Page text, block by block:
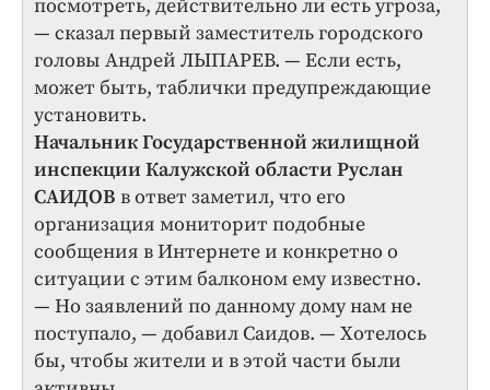
посмотреть, действительно ли есть угроза,
— сказал первый заместитель городского
головы Андрей ЛЫПАРЕВ. — Если есть,
может быть, таблички предупреждающие
установить.
Начальник Государственной жилищной
инспекции Калужской области Руслан
САИДОВ в ответ заметил, что его
организация мониторит подобные
сообщения в Интернете и конкретно о
ситуации с этим балконом ему известно.
— Но заявлений по данному дому нам не
поступало, — добавил Саидов. — Хотелось
бы, чтобы жители и в этой части были